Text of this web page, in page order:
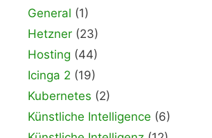
General (1)
Hetzner (23)
Hosting (44)
Icinga 2 (19)
Kubernetes (2)
Künstliche Intelligence (6)